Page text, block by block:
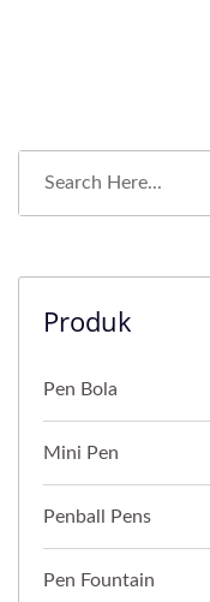
Produk
Pen Bola
Mini Pen
Penball Pens
Pen Fountain